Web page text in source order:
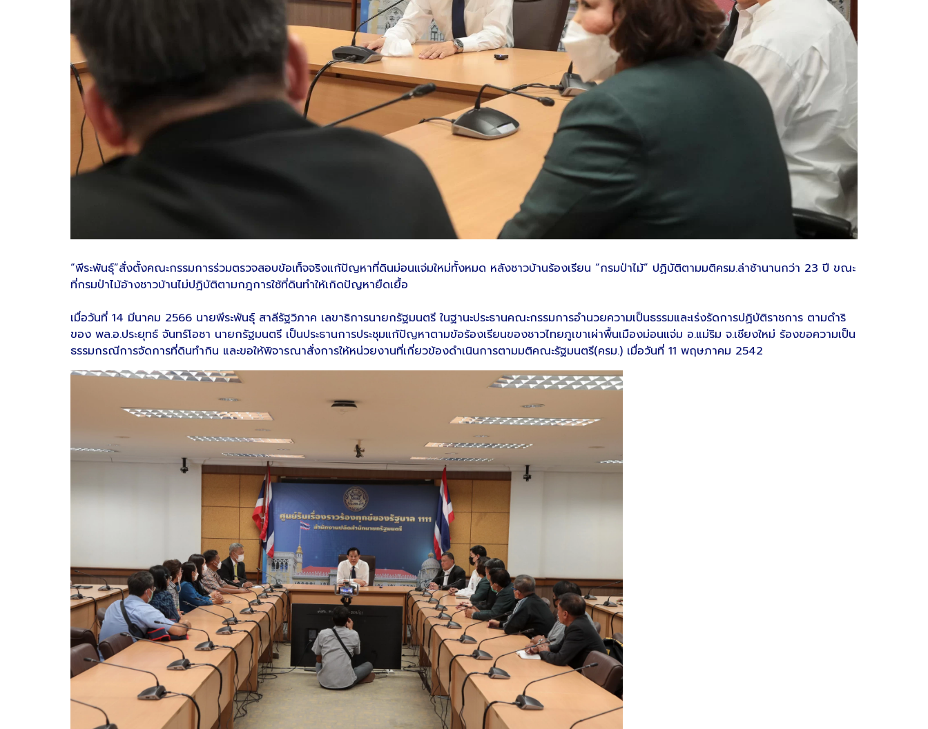
“พีระพันธุ์”สั่งตั้งคณะกรรมการร่วมตรวจสอบข้อเท็จจริงแก้ปัญหาที่ดินม่อนแจ่มใหม่ทั้งหมด หลังชาวบ้านร้องเรียน “กรมป่าไม้” ปฏิบัติตามมติครม.ล่าช้านานกว่า 23 ปี ขณะ
ที่กรมป่าไม้อ้างชาวบ้านไม่ปฏิบัติตามกฎการใช้ที่ดินทำให้เกิดปัญหายืดเยื้อ
เมื่อวันที่ 14 มีนาคม 2566 นายพีระพันธุ์ สาลีรัฐวิภาค เลขาธิการนายกรัฐมนตรี ในฐานะประธานคณะกรรมการอำนวยความเป็นธรรมและเร่งรัดการปฏิบัติราชการ ตามดำริ
ของ พล.อ.ประยุทธ์ จันทร์โอชา นายกรัฐมนตรี เป็นประธานการประชุมแก้ปัญหาตามข้อร้องเรียนของชาวไทยภูเขาเผ่าพื้นเมืองม่อนแจ่ม อ.แม่ริม จ.เชียงใหม่ ร้องขอความเป็น
ธรรมกรณีการจัดการที่ดินทำกิน และขอให้พิจารณาสั่งการให้หน่วยงานที่เกี่ยวข้องดำเนินการตามมติคณะรัฐมนตรี(ครม.) เมื่อวันที่ 11 พฤษภาคม 2542